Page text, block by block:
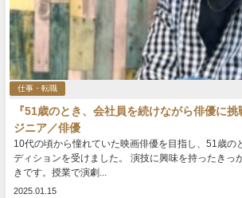
仕事・転職
『51歳のとき、会社員を続けながら俳優に
ジニア／俳優
10代の頃から憧れていた映画俳優を目指し、51歳の
ディションを受けました。 演技に興味を持ったきっ
きです。授業で演劇...
2025.01.15